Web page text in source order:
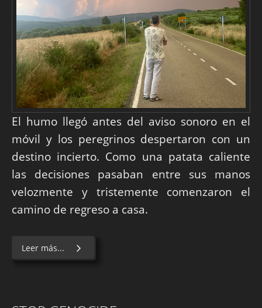
El humo llegó antes del aviso sonoro en el
móvil y los peregrinos despertaron con un
destino incierto. Como una patata caliente
las decisiones pasaban entre sus manos
velozmente y tristemente comenzaron el
camino de regreso a casa.
Leer más...